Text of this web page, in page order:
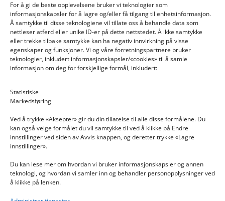
For å gi de beste opplevelsene bruker vi teknologier som
informasjonskapsler for å lagre og/eller få tilgang til enhetsinformasjon.
Å samtykke til disse teknologiene vil tillate oss å behandle data som
nettleser atferd eller unike ID-er på dette nettstedet. Å ikke samtykke
eller trekke tilbake samtykke kan ha negativ innvirkning på visse
egenskaper og funksjoner. Vi og våre forretningspartnere bruker
teknologier, inkludert informasjonskapsler/«cookies» til å samle
informasjon om deg for forskjellige formål, inkludert:
Statistiske
Markedsføring
Ved å trykke «Aksepter» gir du din tillatelse til alle disse formålene. Du
kan også velge formålet du vil samtykke til ved å klikke på Endre
innstillinger ved siden av Avvis knappen, og deretter trykke «Lagre
innstillinger».
Du kan lese mer om hvordan vi bruker informasjonskapsler og annen
teknologi, og hvordan vi samler inn og behandler personopplysninger ved
å klikke på lenken.
INFORMASJON